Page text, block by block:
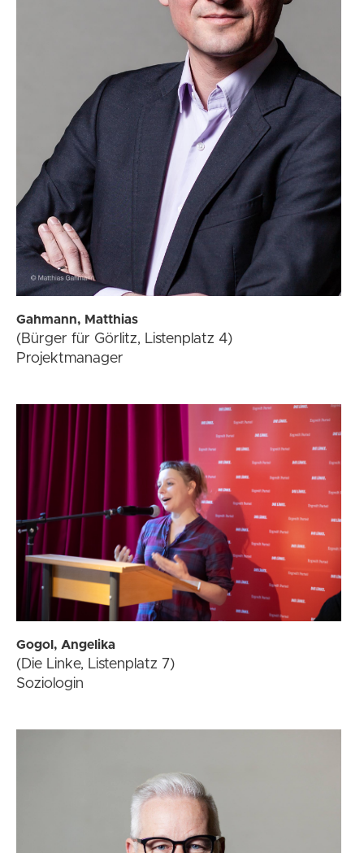
Gahmann, Matthias
(Bürger für Görlitz, Listenplatz 4)
Projektmanager
Gogol, Angelika
(Die Linke, Listenplatz 7)
Soziologin